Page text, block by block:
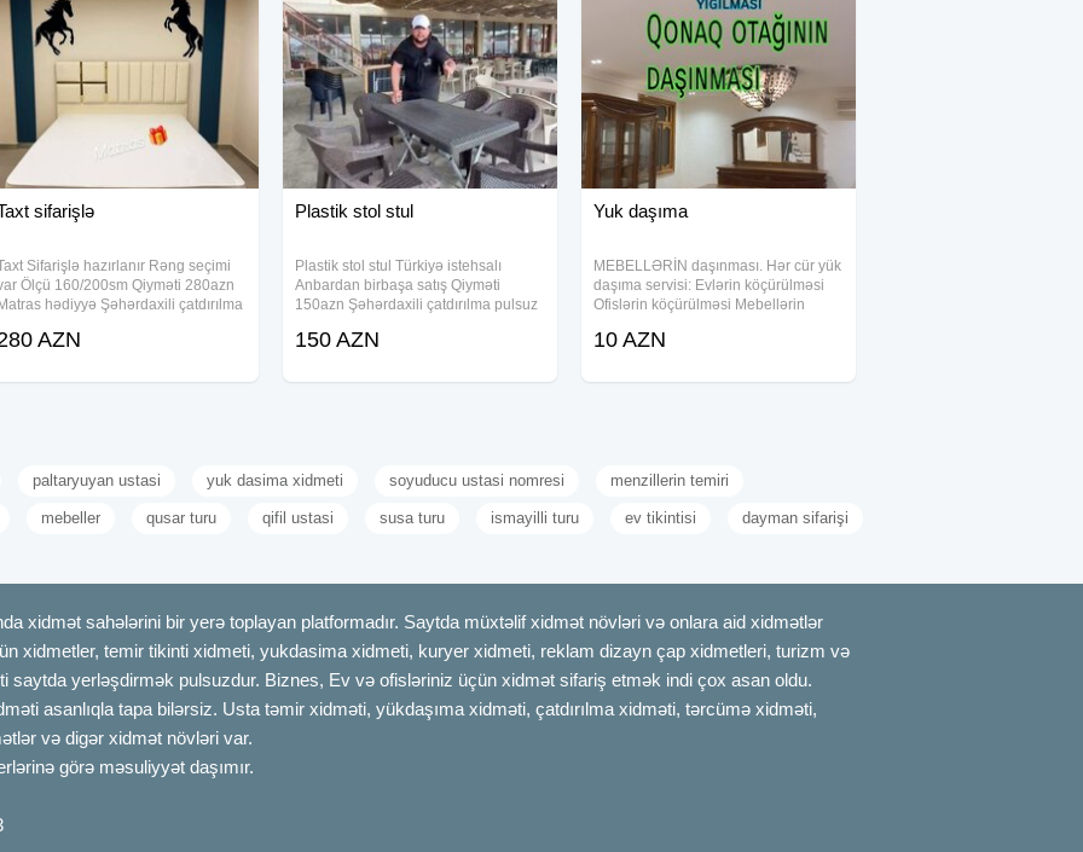
sifarişlə
Sifarişlə hazırlanır Rəng seçimi
Ölçü 160/200sm Qiyməti 280azn
Matras hədiyyə Şəhərdaxili çatdırılma
AZN
Plastik stol stul
Plastik stol stul Türkiyə istehsalı
Anbardan birbaşa satış Qiyməti
150azn Şəhərdaxili çatdırılma pulsuz
150 AZN
Yuk daşıma
MEBELLƏRİN daşınması. Hər cür yük
daşıma servisi: Evlərin köçürülməsi
Ofislərin köçürülməsi Mebellərin
yığılması Mebellərin qablaşdırılması
Daşınması
10 AZN
paltaryuyan ustasi yuk dasima xidmeti soyuducu ustasi nomresi menzillerin temiri
mebeller qusar turu qifil ustasi susa turu ismayilli turu ev tikintisi dayman sifarişi
xidmət sahələrini bir yerə toplayan platformadır. Saytda müxtəlif xidmət növləri və onlara aid xidmətlər
xidmetler, temir tikinti xidmeti, yukdasima xidmeti, kuryer xidmeti, reklam dizayn çap xidmetleri, turizm və
saytda yerləşdirmək pulsuzdur. Biznes, Ev və ofisləriniz üçün xidmət sifariş etmək indi çox asan oldu.
asanlıqla tapa bilərsiz. Usta təmir xidməti, yükdaşıma xidməti, çatdırılma xidməti, tərcümə xidməti,
və digər xidmət növləri var.
görə məsuliyyət daşımır.